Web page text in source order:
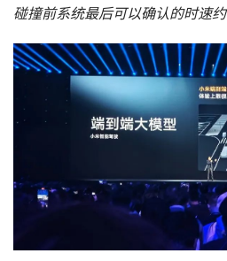
碰撞前系统最后可以确认的时速